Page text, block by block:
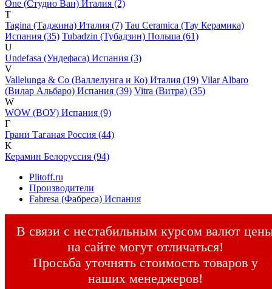
One (Студио Ван) Италия (2)
T
Tagina (Таджина) Италия (7) Tau Ceramica (Тау Керамика)
Испания (35) Tubadzin (Тубадзин) Польша (61)
U
Undefasa (Ундефаса) Испания (3)
V
Vallelunga & Co (Валлелунга и Ко) Италия (19) Vilar Albaro
(Вилар Альбаро) Испания (39) Vitra (Витра) (35)
W
WOW (ВОУ) Испания (9)
Г
Грани Таганая Россия (44)
К
Керамин Белоруссия (94)
Plitoff.ru
Производители
Fabresa (Фабреса) Испания
В связи с нестабильным курсом валют
на сайте могут отличаться!
Просьба уточнять стоимость товаров у
наших менеджеров!